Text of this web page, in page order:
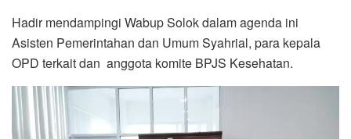
Hadir mendampingi Wabup Solok dalam agenda ini
Asisten Pemerintahan dan Umum Syahrial, para kepala
OPD terkait dan anggota komite BPJS Kesehatan.